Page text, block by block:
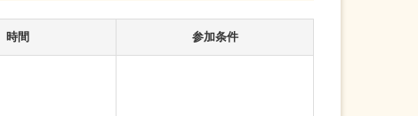
時間 参加条件